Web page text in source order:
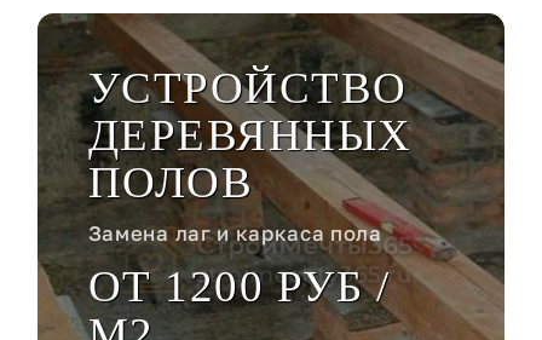
УСТРОЙСТВО
ДЕРЕВЯННЫХ
ПОЛОВ
Замена лаг и каркаса пола
ОТ 1200 РУБ /